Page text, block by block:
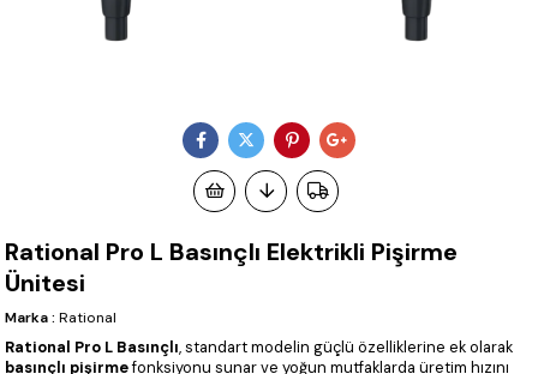
Rational Pro L Basınçlı Elektrikli Pişirme
Ünitesi
Marka : Rational
Rational Pro L Basınçlı, standart modelin güçlü özelliklerine ek olarak
basınçlı pişirmefonksiyonu sunar ve yoğun mutfaklarda üretim hızını